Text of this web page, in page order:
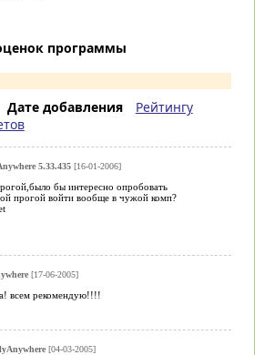
программы
Дате добавления
Рейтингу
5.33.435[16-01-2006]
бы интересно опробовать
прогой войти вообще в чужой комп?
[17-06-2005]
всем рекомендую!!!!
[04-03-2005]